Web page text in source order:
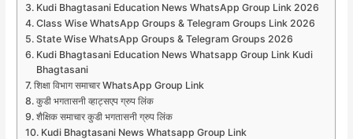
Kudi Bhagtasani Education News WhatsApp Group Link 2026
Class Wise WhatsApp Groups & Telegram Groups Link 2026
State Wise WhatsApp Groups & Telegram Groups 2026
Kudi Bhagtasani Education News Whatsapp Group Link Kudi
Bhagtasani
शिक्षा विभाग समाचार WhatsApp Group Link
कुडी भगतासनी व्हाट्सएप ग्रुप लिंक
शैक्षिक समाचार कुडी भगतासनी ग्रुप लिंक
Kudi Bhagtasani News Whatsapp Group Link